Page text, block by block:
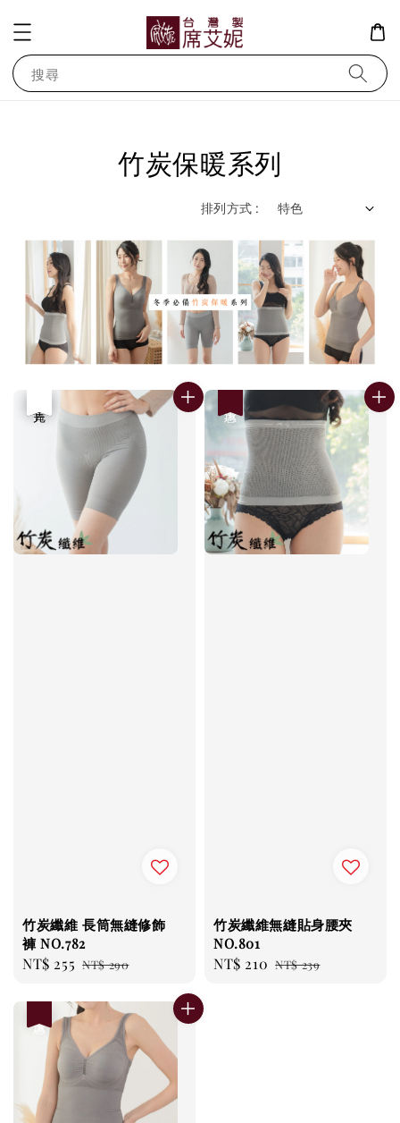
搜尋
竹炭保暖系列
排列方式 :
竹炭纖維 長筒無縫修飾
褲 NO.782
Sale
NT$ 255 Regular
NT$ 290
竹炭纖維無縫貼身腰夾
NO.801
Sale
NT$ 210 Regular
NT$ 239